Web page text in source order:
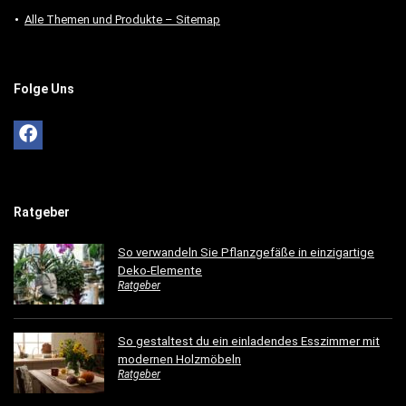
Alle Themen und Produkte – Sitemap
Folge Uns
Ratgeber
So verwandeln Sie Pflanzgefäße in einzigartige
Deko-Elemente
Ratgeber
So gestaltest du ein einladendes Esszimmer mit
modernen Holzmöbeln
Ratgeber